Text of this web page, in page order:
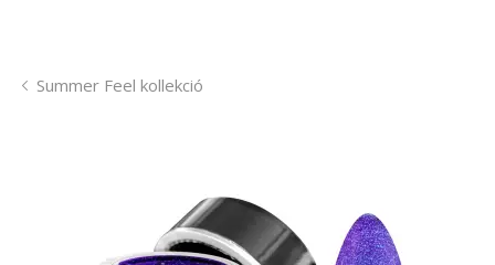
Summer Feel kollekció